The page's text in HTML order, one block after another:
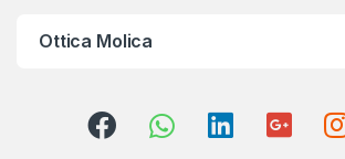
Ottica Molica